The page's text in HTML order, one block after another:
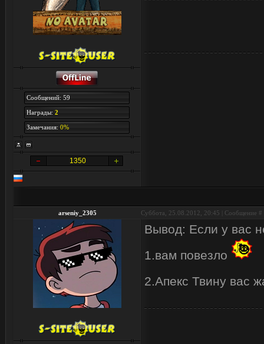
Сообщений: 59
Награды: 2
Замечания: 0%
1350
arseniy_2305 Суббота, 25.08.2012, 20:45 | Сообщение #
Вывод: Если у вас
1.вам повезло
2.Апекс Твину вас